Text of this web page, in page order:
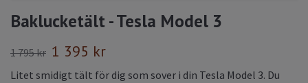
Baklucketält - Tesla Model 3
1 795 kr 1 395 kr
Litet smidigt tält för dig som sover i din Tesla Model 3. Du